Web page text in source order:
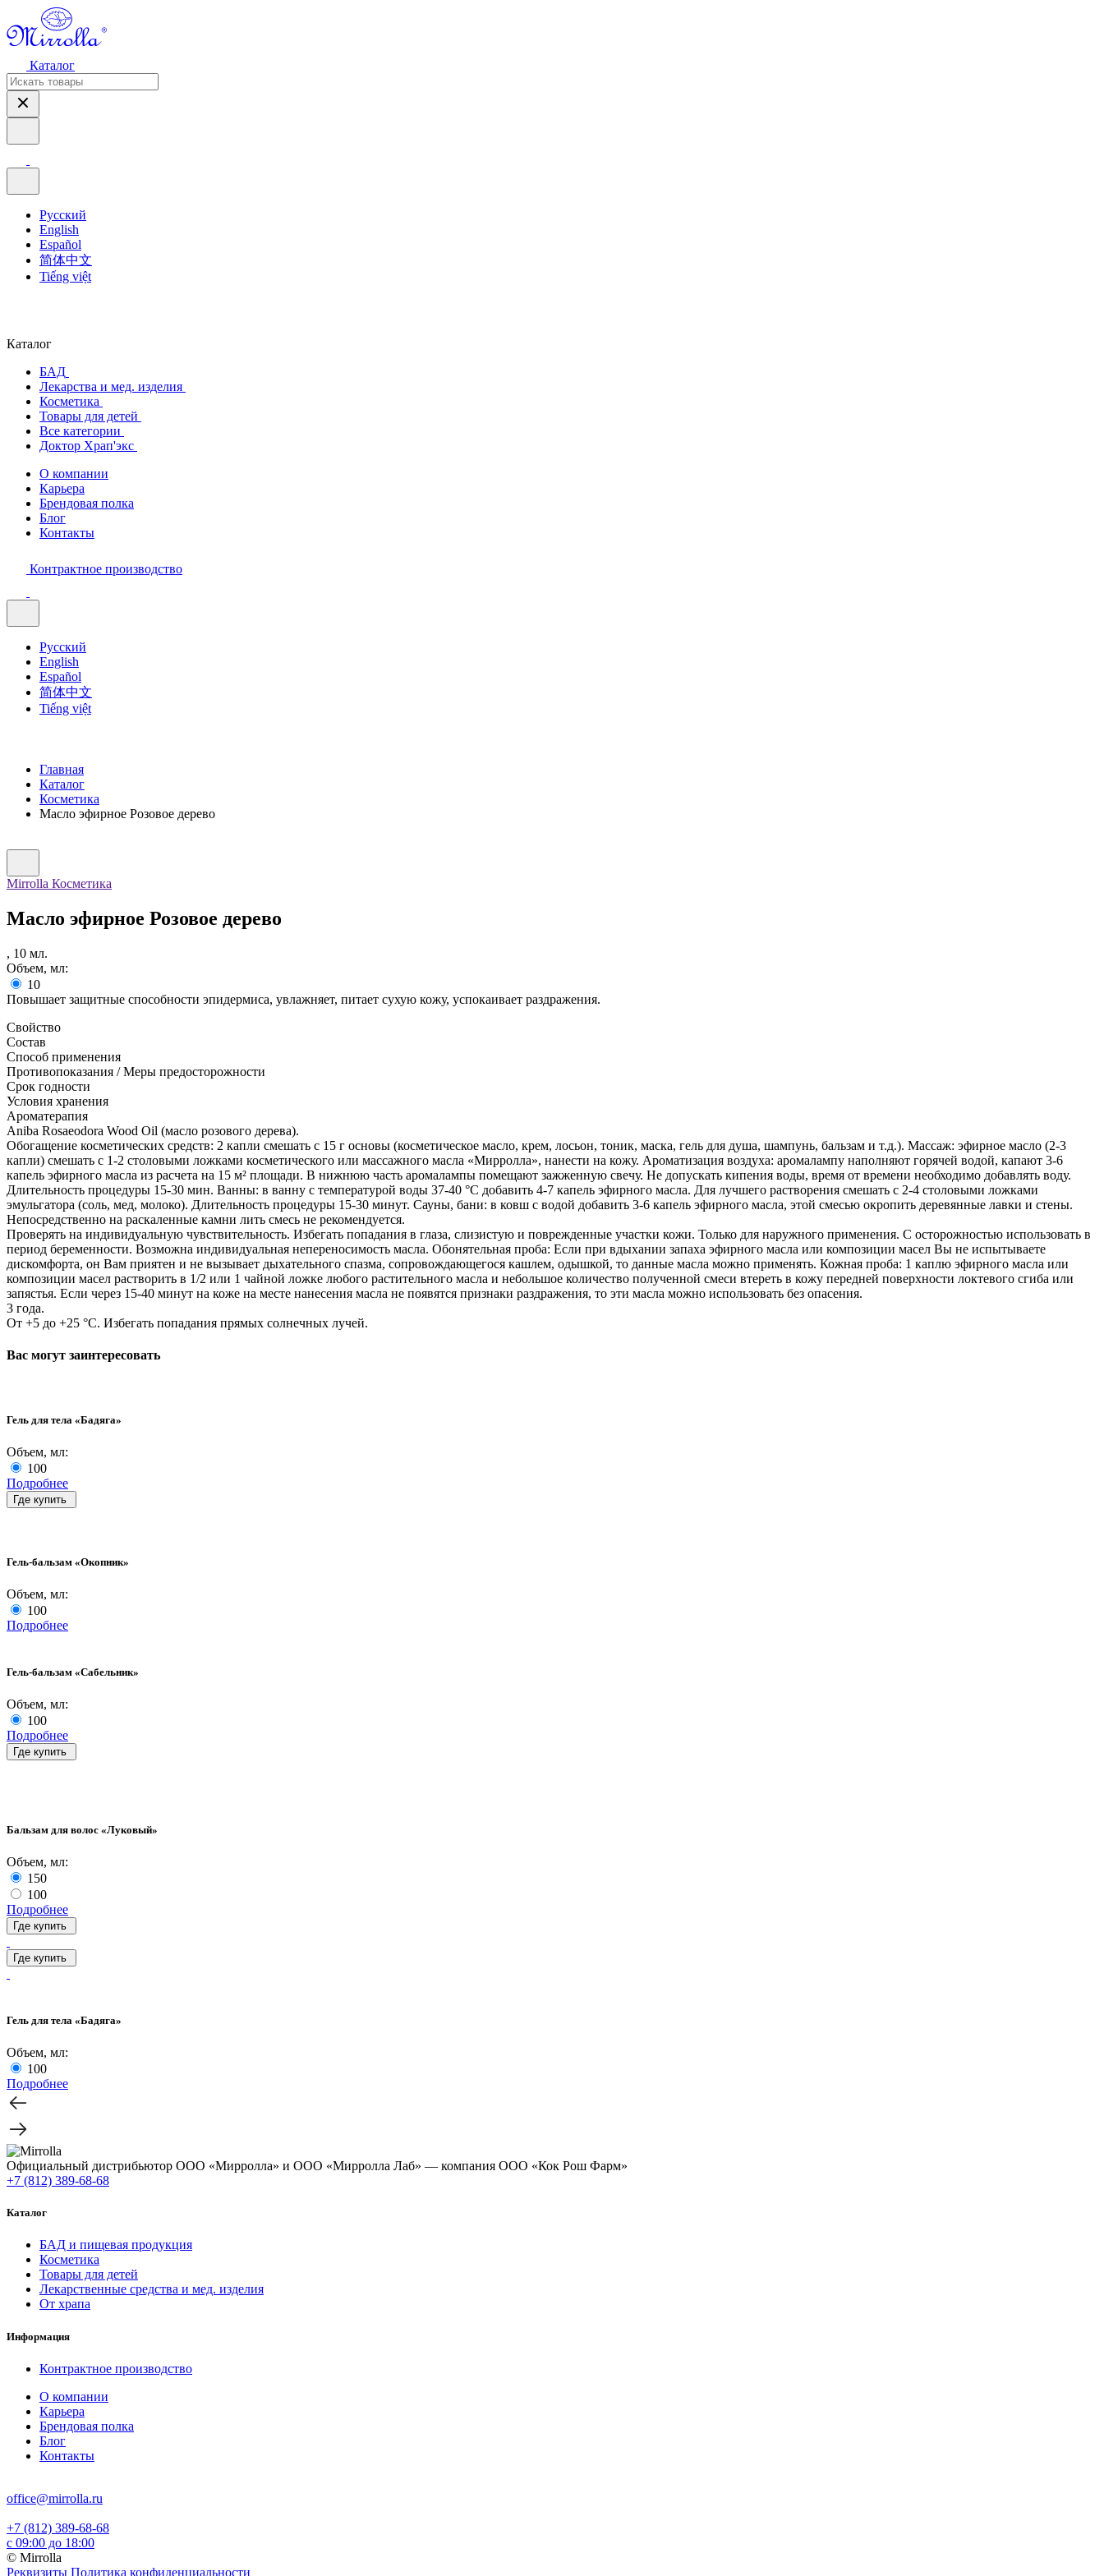
Каталог
Русский
English
Español
简体中文
Tiếng việt
Каталог
БАД
Лекарства и мед. изделия
Косметика
Товары для детей
Все категории
Доктор Храп'экс
О компании
Карьера
Брендовая полка
Блог
Контакты
Контрактное производство
Русский
English
Español
简体中文
Tiếng việt
Главная
Каталог
Косметика
Масло эфирное Розовое дерево
Mirrolla Косметика
Масло эфирное Розовое дерево
, 10 мл.
Объем, мл:
10
Повышает защитные способности эпидермиса, увлажняет, питает сухую кожу, успокаивает раздражения.
Свойство
Состав
Способ применения
Противопоказания / Меры предосторожности
Срок годности
Условия хранения
Ароматерапия
Aniba Rosaeodora Wood Oil (масло розового дерева).
Обогащение косметических средств: 2 капли смешать с 15 г основы (косметическое масло, крем, лосьон, тоник, маска, гель для душа, шампунь, бальзам и т.д.). Массаж: эфирное масло (2-3
капли) смешать с 1-2 столовыми ложками косметического или массажного масла «Мирролла», нанести на кожу. Ароматизация воздуха: аромалампу наполняют горячей водой, капают 3-6
капель эфирного масла из расчета на 15 м² площади. В нижнюю часть аромалампы помещают зажженную свечу. Не допускать кипения воды, время от времени необходимо добавлять воду.
Длительность процедуры 15-30 мин. Ванны: в ванну с температурой воды 37-40 °С добавить 4-7 капель эфирного масла. Для лучшего растворения смешать с 2-4 столовыми ложками
эмульгатора (соль, мед, молоко). Длительность процедуры 15-30 минут. Сауны, бани: в ковш с водой добавить 3-6 капель эфирного масла, этой смесью окропить деревянные лавки и стены.
Непосредственно на раскаленные камни лить смесь не рекомендуется.
Проверять на индивидуальную чувствительность. Избегать попадания в глаза, слизистую и поврежденные участки кожи. Только для наружного применения. С осторожностью использовать в
период беременности. Возможна индивидуальная непереносимость масла. Обонятельная проба: Если при вдыхании запаха эфирного масла или композиции масел Вы не испытываете
дискомфорта, он Вам приятен и не вызывает дыхательного спазма, сопровождающегося кашлем, одышкой, то данные масла можно применять. Кожная проба: 1 каплю эфирного масла или
композиции масел растворить в 1/2 или 1 чайной ложке любого растительного масла и небольшое количество полученной смеси втереть в кожу передней поверхности локтевого сгиба или
запястья. Если через 15-40 минут на коже на месте нанесения масла не появятся признаки раздражения, то эти масла можно использовать без опасения.
3 года.
От +5 до +25 °C. Избегать попадания прямых солнечных лучей.
Вас могут заинтересовать
Гель для тела «Бадяга»
Объем, мл:
100
Подробнее
Где купить
Гель-бальзам «Окопник»
Объем, мл:
100
Подробнее
Гель-бальзам «Сабельник»
Объем, мл:
100
Подробнее
Где купить
Бальзам для волос «Луковый»
Объем, мл:
150
100
Подробнее
Где купить
Где купить
Гель для тела «Бадяга»
Объем, мл:
100
Подробнее
Официальный дистрибьютор ООО «Мирролла» и ООО «Мирролла Лаб» — компания ООО «Кок Рош Фарм»
+7 (812) 389-68-68
Каталог
БАД и пищевая продукция
Косметика
Товары для детей
Лекарственные средства и мед. изделия
От храпа
Информация
Контрактное производство
О компании
Карьера
Брендовая полка
Блог
Контакты
office@mirrolla.ru
+7 (812) 389-68-68
с 09:00 до 18:00
© Mirrolla
Реквизиты Политика конфиденциальности